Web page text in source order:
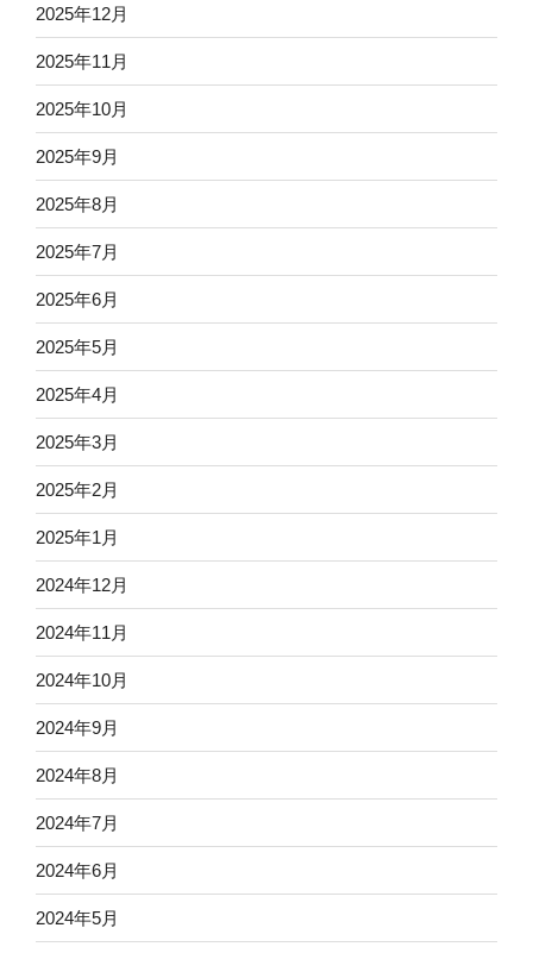
2025年12月
2025年11月
2025年10月
2025年9月
2025年8月
2025年7月
2025年6月
2025年5月
2025年4月
2025年3月
2025年2月
2025年1月
2024年12月
2024年11月
2024年10月
2024年9月
2024年8月
2024年7月
2024年6月
2024年5月